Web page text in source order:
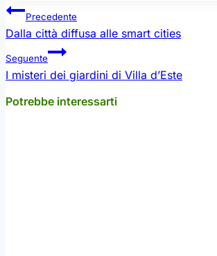
Navigazione
articoli
Precedente
Dalla città diffusa alle smart cities
Seguente
I misteri dei giardini di Villa d’Este
Potrebbe interessarti